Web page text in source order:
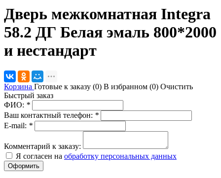
Дверь межкомнатная Integra
58.2 ДГ Белая эмаль 800*2000
и нестандарт
Корзина Готовые к заказу (0) В избранном (0) Очистить
Быстрый заказ
ФИО: *
Ваш контактный телефон: *
E-mail: *
Комментарий к заказу:
Я согласен на обработку персональных данных